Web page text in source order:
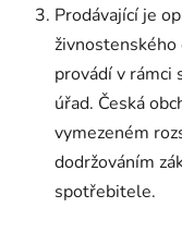
Prodávající je
provádí v rámci
úřad. Česká
vymezeném
dodržováním
spotřebitele.